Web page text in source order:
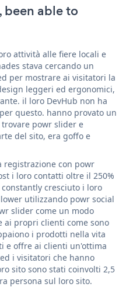
been able to
attività alle fiere locali e
stava cercando un
per mostrare ai visitatori la
leggeri ed ergonomici,
il loro DevHub non ha
questo. hanno provato un
powr slider e
del sito, era goffo e
registrazione con powr
i loro contatti oltre il 250%
cresciuto i loro
utilizzando powr social
slider come un modo
ai propri clienti come sono
i prodotti nella vita
e offre ai clienti un'ottima
i visitatori che hanno
sito sono stati coinvolti 2,5
persona sul loro sito.